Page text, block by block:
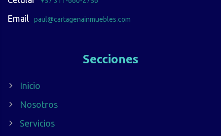
Email paul@cartagenainmuebles.com
Secciones
Inicio
Nosotros
Servicios